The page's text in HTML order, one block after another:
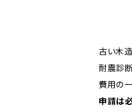
古い木
耐震診
費用の
申請は